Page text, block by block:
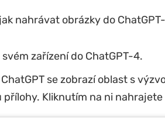
nahrávat obrázky do
zařízení do ChatGPT-4.
se zobrazí oblast s
přílohy. Kliknutím na ni nahrajete